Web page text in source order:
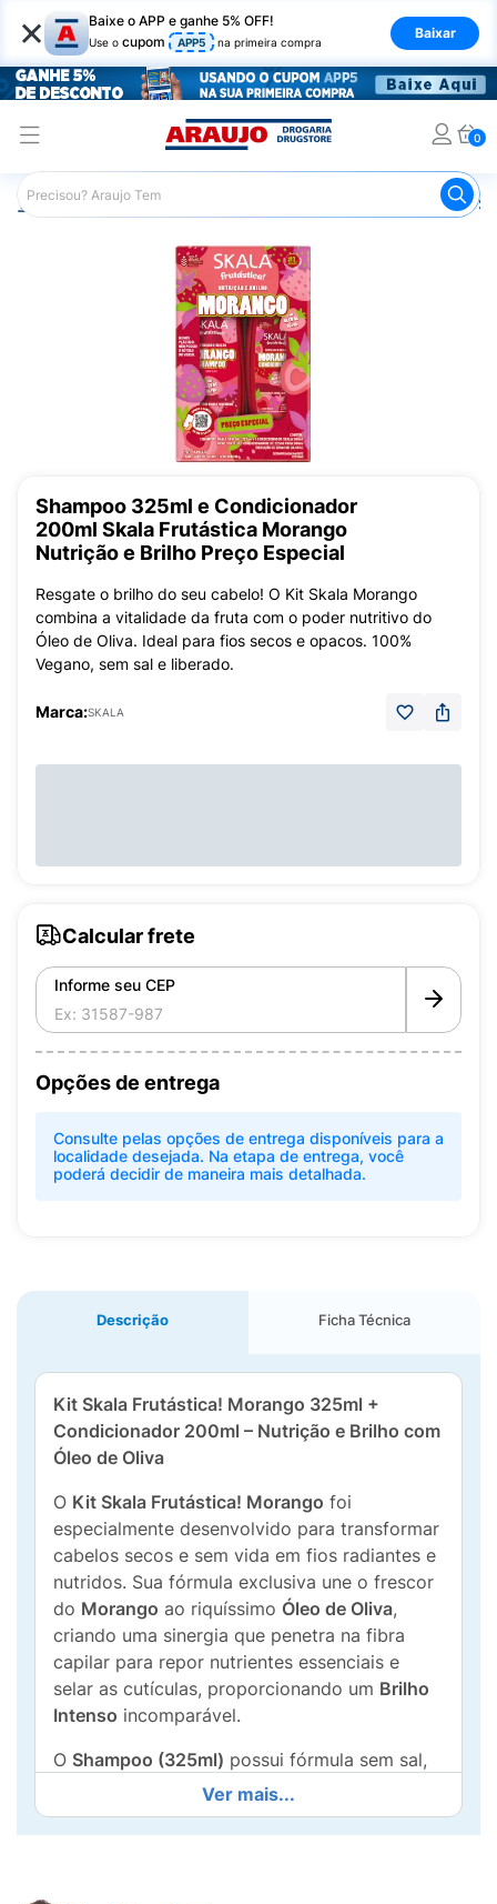
× Baixe o APP e ganhe 5% OFF!
Use o cupom APP5 na primeira compra
Baixar
0
Araujo Cabelo Cabelos Ressecados ou
Shampoo 325ml e Condicionador
200ml Skala Frutástica Morango
Nutrição e Brilho Preço Especial
Resgate o brilho do seu cabelo! O Kit Skala Morango
combina a vitalidade da fruta com o poder nutritivo do
Óleo de Oliva. Ideal para fios secos e opacos. 100%
Vegano, sem sal e liberado.
Marca:SKALA
Calcular frete
Informe seu CEP
Opções de entrega
Consulte pelas opções de entrega disponíveis para a
localidade desejada. Na etapa de entrega, você
poderá decidir de maneira mais detalhada.
Descrição Ficha Técnica
Kit Skala Frutástica! Morango 325ml +
Condicionador 200ml – Nutrição e Brilho com
Óleo de Oliva
O Kit Skala Frutástica! Morango foi
especialmente desenvolvido para transformar
cabelos secos e sem vida em fios radiantes e
nutridos. Sua fórmula exclusiva une o frescor
do Morango ao riquíssimo Óleo de Oliva,
criando uma sinergia que penetra na fibra
capilar para repor nutrientes essenciais e
selar as cutículas, proporcionando um Brilho
Intenso incomparável.
O Shampoo (325ml) possui fórmula sem sal,
garantindo uma limpeza delicada que remove
as impurezas sem agredir a hidratação
natural. OCondicionador (200ml)é
Ver mais...